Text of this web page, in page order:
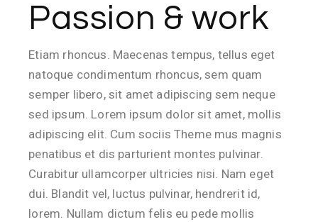
Passion & work
Etiam rhoncus. Maecenas tempus, tellus eget
natoque condimentum rhoncus, sem quam
semper libero, sit amet adipiscing sem neque
sed ipsum. Lorem ipsum dolor sit amet, mollis
adipiscing elit. Cum sociis Theme mus magnis
penatibus et dis parturient montes pulvinar.
Curabitur ullamcorper ultricies nisi. Nam eget
dui. Blandit vel, luctus pulvinar, hendrerit id,
lorem. Nullam dictum felis eu pede mollis